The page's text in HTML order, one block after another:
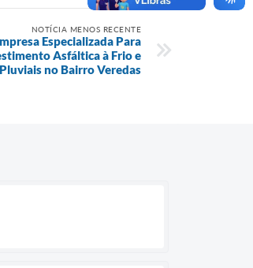
NOTÍCIA MENOS RECENTE
Especializada Para
Asfáltica à Frio e
no Bairro Veredas